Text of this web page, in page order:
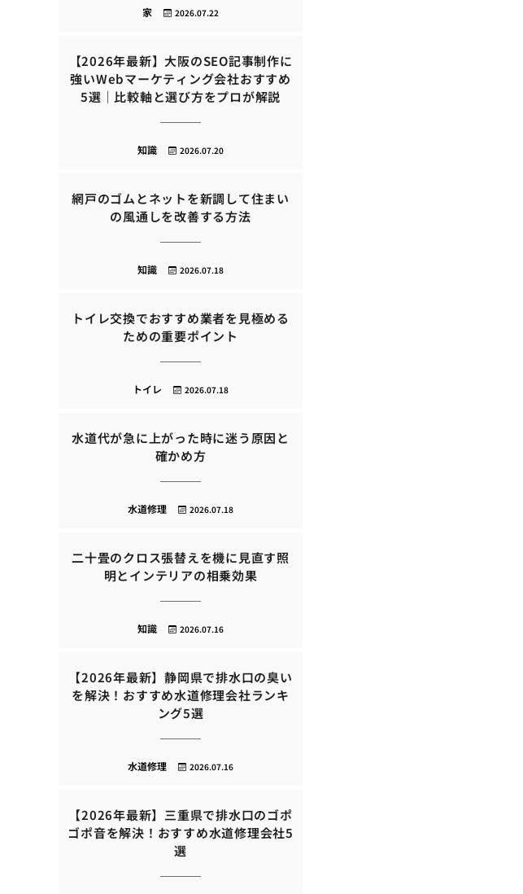
2026.07.22
家
【2026年最新】大阪のSEO記事制作に
強いWebマーケティング会社おすすめ
5選｜比較軸と選び方をプロが解説
2026.07.20
知識
網戸のゴムとネットを新調して住まい
の風通しを改善する方法
2026.07.18
知識
トイレ交換でおすすめ業者を見極める
ための重要ポイント
2026.07.18
トイレ
水道代が急に上がった時に迷う原因と
確かめ方
2026.07.18
水道修理
二十畳のクロス張替えを機に見直す照
明とインテリアの相乗効果
2026.07.16
知識
【2026年最新】静岡県で排水口の臭い
を解決！おすすめ水道修理会社ランキ
ング5選
2026.07.16
水道修理
【2026年最新】三重県で排水口のゴポ
ゴポ音を解決！おすすめ水道修理会社5
選